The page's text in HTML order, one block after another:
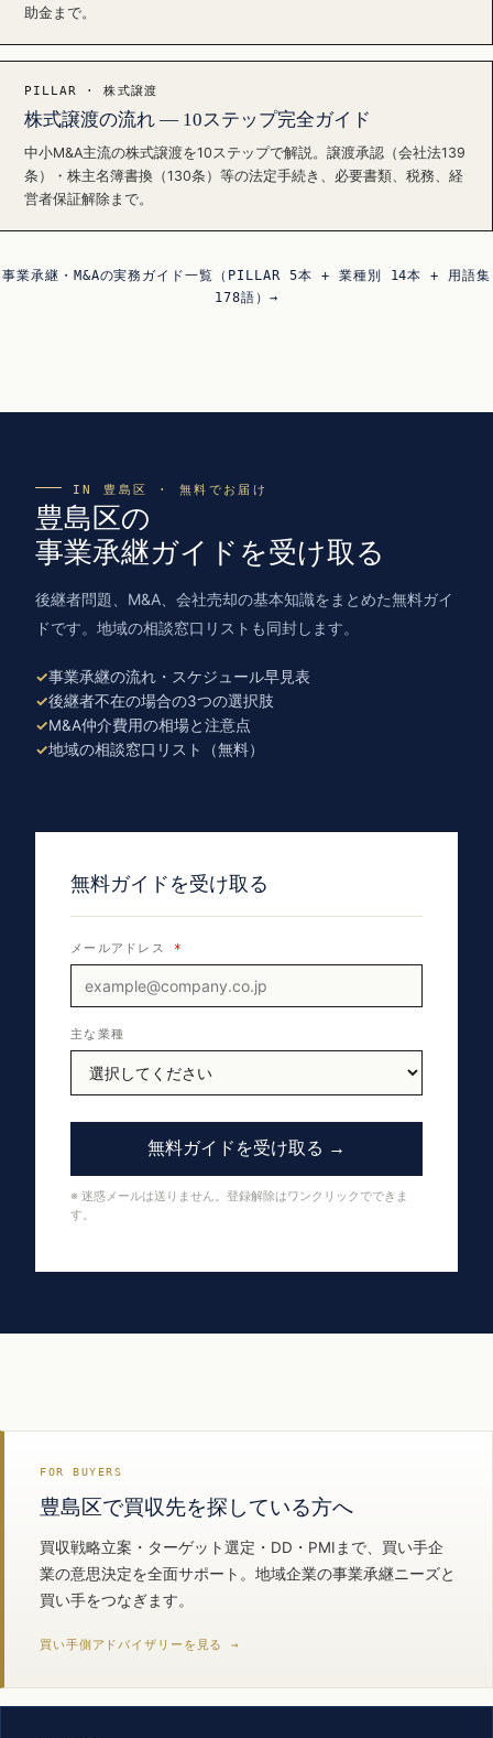
助金まで。
PILLAR · 株式譲渡
株式譲渡の流れ — 10ステップ完全ガイド
中小M&A主流の株式譲渡を10ステップで解説。譲渡承認（会社法139
条）・株主名簿書換（130条）等の法定手続き、必要書類、税務、経
営者保証解除まで。
事業承継・M&Aの実務ガイド一覧（PILLAR 5本 + 業種別 14本 + 用語集
178語）→
IN 豊島区 · 無料でお届け
豊島区の
事業承継ガイドを受け取る
後継者問題、M&A、会社売却の基本知識をまとめた無料ガイ
ドです。地域の相談窓口リストも同封します。
事業承継の流れ・スケジュール早見表
後継者不在の場合の3つの選択肢
M&A仲介費用の相場と注意点
地域の相談窓口リスト（無料）
無料ガイドを受け取る
メールアドレス *
主な業種
無料ガイドを受け取る →
※ 迷惑メールは送りません。登録解除はワンクリックでできま
す。
FOR BUYERS
豊島区で買収先を探している方へ
買収戦略立案・ターゲット選定・DD・PMIまで、買い手企
業の意思決定を全面サポート。地域企業の事業承継ニーズと
買い手をつなぎます。
買い手側アドバイザリーを見る →